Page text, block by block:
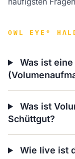
OWL EYE®
Was ist
Was ist
Schüttgut?
Wie live ist